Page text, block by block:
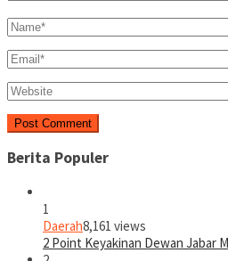
Berita Populer
1
Daerah8,161 views
2 Point Keyakinan Dewan Jabar